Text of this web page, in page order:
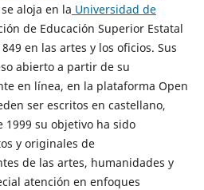
aloja en la Universidad de
de Educación Superior Estatal
en las artes y los oficios. Sus
abierto a partir de su
en línea, en la plataforma Open
ser escritos en castellano,
1999 su objetivo ha sido
y originales de
de las artes, humanidades y
atención en enfoques